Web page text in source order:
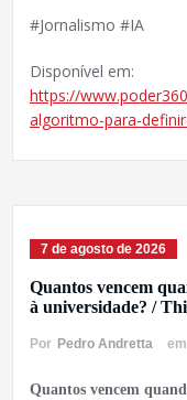
#Jornalismo #IA
Disponível em:
https://
algoritmo-para-
7 de agosto de 2026
Quantos vencem
à universidade? /
Por Pedro Andretta em
Quantos vencem